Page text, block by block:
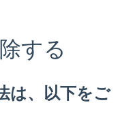
する
は、以下をご